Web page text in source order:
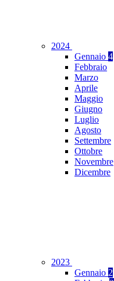
2024
Gennaio 4
Febbraio
Marzo
Aprile
Maggio
Giugno
Luglio
Agosto
Settembre
Ottobre
Novembre
Dicembre
2023
Gennaio 2